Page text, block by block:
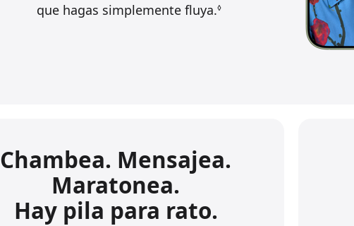
que hagas simplemente fluya.◊
Chambea. Mensajea.
Maratonea.
Hay pila para rato.